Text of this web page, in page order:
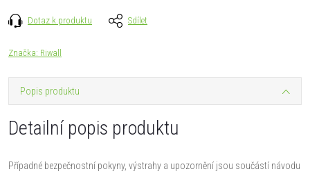
Dotaz k produktu Sdílet
Značka: Riwall
Popis produktu
Detailní popis produktu
Případné bezpečnostní pokyny, výstrahy a upozornění jsou součástí návodu